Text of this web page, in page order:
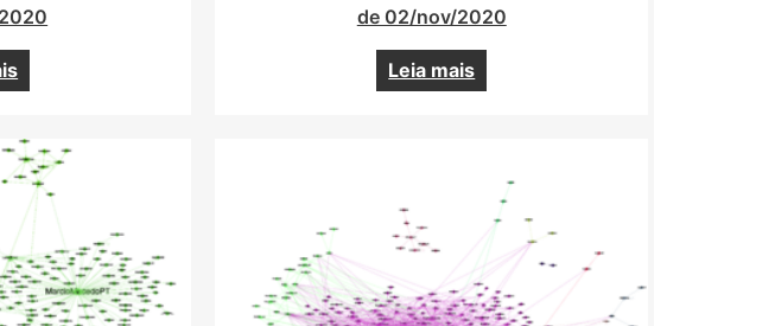
de 02/nov/2020
Leia mais